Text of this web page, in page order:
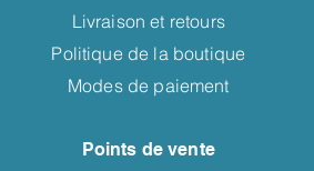
Livraison et retours
Politique de la boutique
Modes de paiement
Points de vente